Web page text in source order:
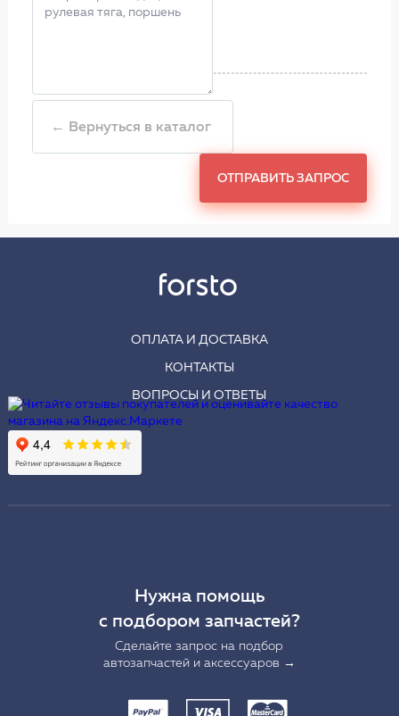
← Вернуться в каталог
ОТПРАВИТЬ ЗАПРОС
ОПЛАТА И ДОСТАВКА
КОНТАКТЫ
ВОПРОСЫ И ОТВЕТЫ
Нужна помощь
с подбором запчастей?
Сделайте запрос на подбор
автозапчастей и аксессуаров →